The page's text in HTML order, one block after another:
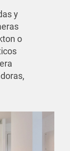
y
o